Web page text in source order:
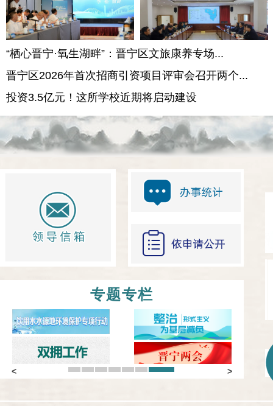
“栖心晋宁·氧生湖畔”：晋宁区文旅康养专场...
晋宁区2026年首次招商引资项目评审会召开两个...
投资3.5亿元！这所学校近期将启动建设
专题专栏
Previous
1 2 3 4 5 6 7